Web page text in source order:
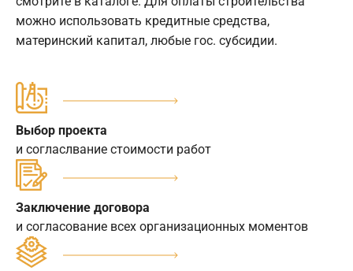
можно использовать кредитные средства,
материнский капитал, любые гос. субсидии.
Выбор проекта
и согласлвание стоимости работ
Заключение договора
и согласование всех организационных моментов